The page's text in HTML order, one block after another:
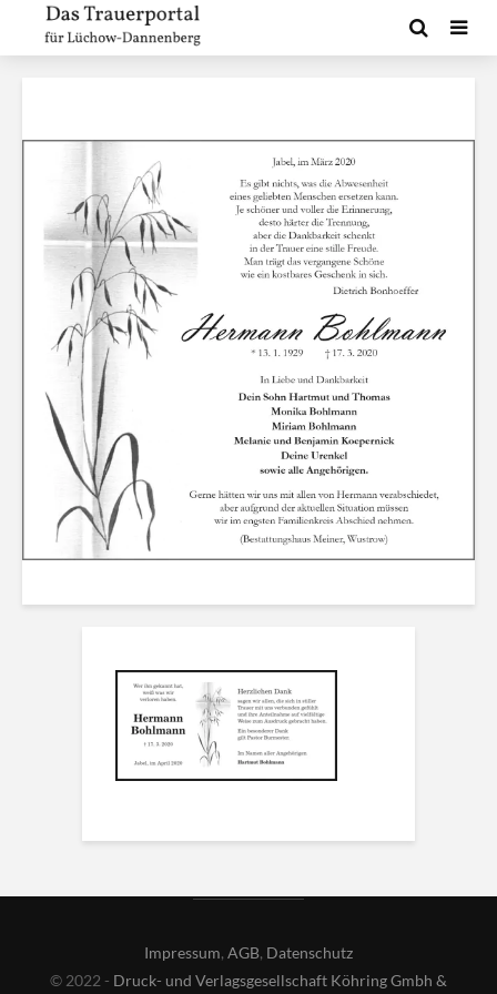
Impressum, AGB, Datenschutz
© 2022 - Druck- und Verlagsgesellschaft Köhring Gmbh &